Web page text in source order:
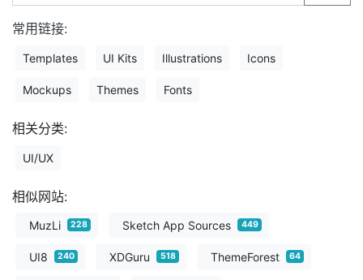
常用链接:
Templates UI Kits Illustrations Icons
Mockups Themes Fonts
相关分类:
UI/UX
相似网站:
MuzLi 228 Sketch App Sources 449
UI8 240 XDGuru 518 ThemeForest 64